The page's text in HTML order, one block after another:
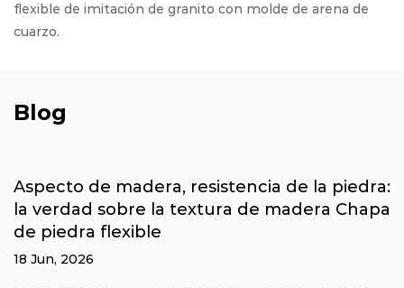
flexible de imitación de granito con molde de arena de
cuarzo.
Blog
Aspecto de madera, resistencia de la piedra:
la verdad sobre la textura de madera Chapa
de piedra flexible
18 Jun, 2026